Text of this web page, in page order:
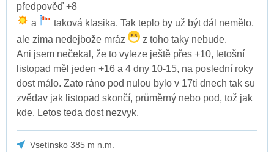
předpověď +8
a
taková klasika. Tak teplo by už být dál nemělo,
ale zima nedejbože mráz
z toho taky nebude.
Ani jsem nečekal, že to vyleze ještě přes +10, letošní
listopad měl jeden +16 a 4 dny 10-15, na poslední roky
dost málo. Zato ráno pod nulou bylo v 17ti dnech tak su
zvědav jak listopad skončí, průměrný nebo pod, tož jak
kde. Letos teda dost nezvyk.
Vsetínsko 385 m n.m.